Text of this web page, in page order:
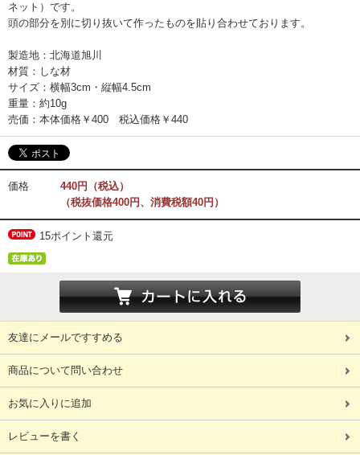
ネット）です。
頭の部分を別に切り抜いて作ったものを貼り合わせております。
製造地：北海道旭川
材質：しな材
サイズ：横幅3cm・縦幅4.5cm
重量：約10g
売価：本体価格￥400 税込価格￥440
価格
440円（税込）
（税抜価格400円、消費税額40円）
15ポイント還元
友達にメールですすめる
商品について問い合わせ
お気に入りに追加
レビューを書く